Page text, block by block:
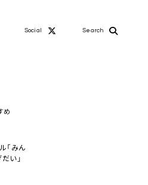
Social Search
め
「みん
い」